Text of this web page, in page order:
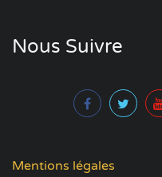
Nous Suivre
Mentions légales